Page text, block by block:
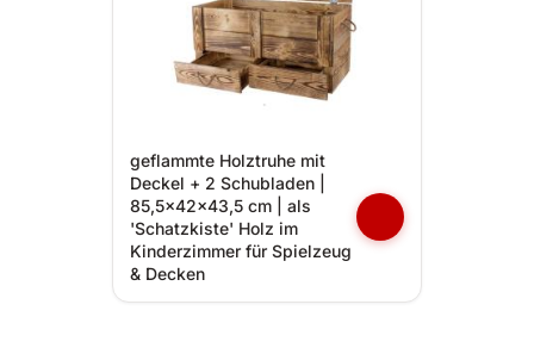
geflammte Holztruhe mit
Deckel + 2 Schubladen |
85,5x42x43,5 cm | als
'Schatzkiste' Holz im
Kinderzimmer für Spielzeug
& Decken